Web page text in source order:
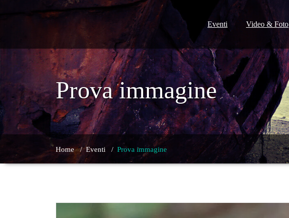
Eventi Video & Foto
Prova immagine
Home/Eventi / Prova immagine